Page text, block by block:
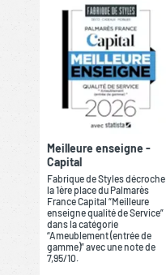
Meilleure enseigne -
Capital
Fabrique de Styles décroche
la 1ère place du Palmarès
France Capital “Meilleure
enseigne qualité de Service”
dans la catégorie
“Ameublement (entrée de
gamme)” avec une note de
7,95/10.